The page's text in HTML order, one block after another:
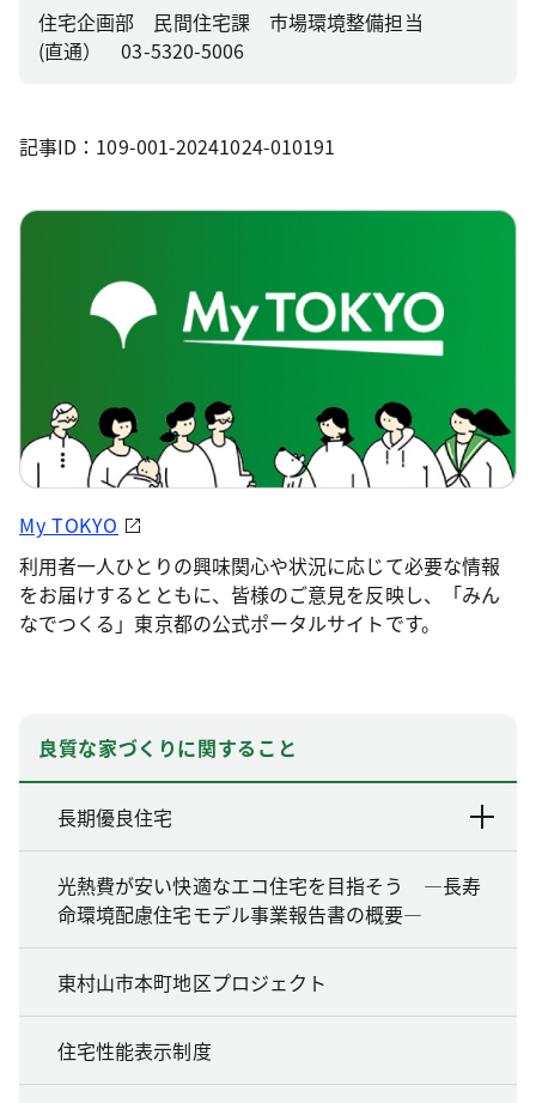
住宅企画部 民間住宅課 市場環境整備担当
(直通） 03-5320-5006
記事ID：109-001-20241024-010191
My TOKYO
利用者一人ひとりの興味関心や状況に応じて必要な情報
をお届けするとともに、皆様のご意見を反映し、「みん
なでつくる」東京都の公式ポータルサイトです。
良質な家づくりに関すること
長期優良住宅
光熱費が安い快適なエコ住宅を目指そう ―長寿
命環境配慮住宅モデル事業報告書の概要―
東村山市本町地区プロジェクト
住宅性能表示制度